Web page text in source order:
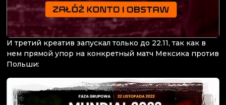
И третий креатив запускал только до 22.11, так как в
нем прямой упор на конкретный матч Мексика против
Польши: